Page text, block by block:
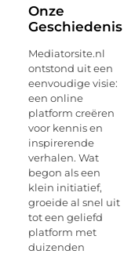
Onze
Geschiedenis
Mediatorsite.nl
ontstond uit een
eenvoudige visie:
een online
platform creëren
voor kennis en
inspirerende
verhalen. Wat
begon als een
klein initiatief,
groeide al snel uit
tot een geliefd
platform met
duizenden